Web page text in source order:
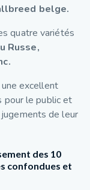
belge.
quatre variétés
Russe,
excellent
pour le public et
de leur
des 10
confondues et